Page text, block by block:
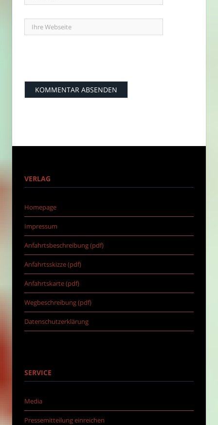
VERLAG
Homepage
Impressum
Anfahrtsbeschreibung (pdf)
Anfahrtsskizze (pdf)
Anfahrtskarte (pdf)
Wegbeschreibung (pdf)
Datenschutzerklärung
SERVICE
Media
Pressemitteilung einreichen